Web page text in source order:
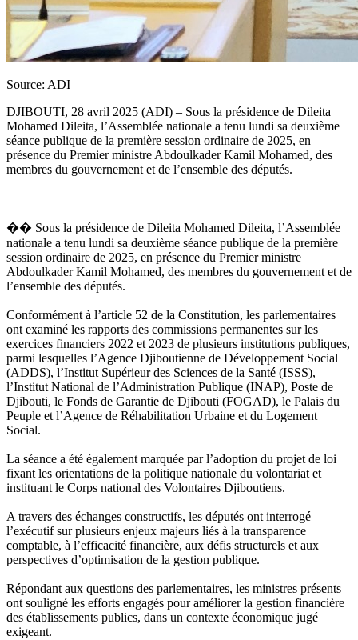
Source: ADI
DJIBOUTI, 28 avril 2025 (ADI) – Sous la présidence de Dileita
Mohamed Dileita, l’Assemblée nationale a tenu lundi sa deuxième
séance publique de la première session ordinaire de 2025, en
présence du Premier ministre Abdoulkader Kamil Mohamed, des
membres du gouvernement et de l’ensemble des députés.
�� Sous la présidence de Dileita Mohamed Dileita, l’Assemblée
nationale a tenu lundi sa deuxième séance publique de la première
session ordinaire de 2025, en présence du Premier ministre
Abdoulkader Kamil Mohamed, des membres du gouvernement et de
l’ensemble des députés.
Conformément à l’article 52 de la Constitution, les parlementaires
ont examiné les rapports des commissions permanentes sur les
exercices financiers 2022 et 2023 de plusieurs institutions publiques,
parmi lesquelles l’Agence Djiboutienne de Développement Social
(ADDS), l’Institut Supérieur des Sciences de la Santé (ISSS),
l’Institut National de l’Administration Publique (INAP), Poste de
Djibouti, le Fonds de Garantie de Djibouti (FOGAD), le Palais du
Peuple et l’Agence de Réhabilitation Urbaine et du Logement
Social.
La séance a été également marquée par l’adoption du projet de loi
fixant les orientations de la politique nationale du volontariat et
instituant le Corps national des Volontaires Djiboutiens.
A travers des échanges constructifs, les députés ont interrogé
l’exécutif sur plusieurs enjeux majeurs liés à la transparence
comptable, à l’efficacité financière, aux défis structurels et aux
perspectives d’optimisation de la gestion publique.
Répondant aux questions des parlementaires, les ministres présents
ont souligné les efforts engagés pour améliorer la gestion financière
des établissements publics, dans un contexte économique jugé
exigeant.